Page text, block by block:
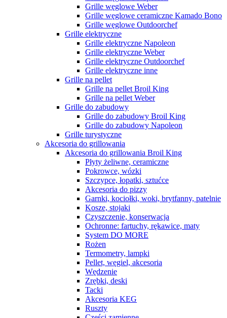
Grille węglowe Weber
Grille węglowe ceramiczne Kamado Bono
Grille węglowe Outdoorchef
Grille elektryczne
Grille elektryczne Napoleon
Grille elektryczne Weber
Grille elektryczne Outdoorchef
Grille elektryczne inne
Grille na pellet
Grille na pellet Broil King
Grille na pellet Weber
Grille do zabudowy
Grille do zabudowy Broil King
Grille do zabudowy Napoleon
Grille turystyczne
Akcesoria do grillowania
Akcesoria do grillowania Broil King
Płyty żeliwne, ceramiczne
Pokrowce, wózki
Szczypce, łopatki, sztućce
Akcesoria do pizzy
Garnki, kociołki, woki, brytfanny, patelnie
Kosze, stojaki
Czyszczenie, konserwacja
Ochronne: fartuchy, rękawice, maty
System DO MORE
Rożen
Termometry, lampki
Pellet, węgiel, akcesoria
Wędzenie
Zrębki, deski
Tacki
Akcesoria KEG
Ruszty